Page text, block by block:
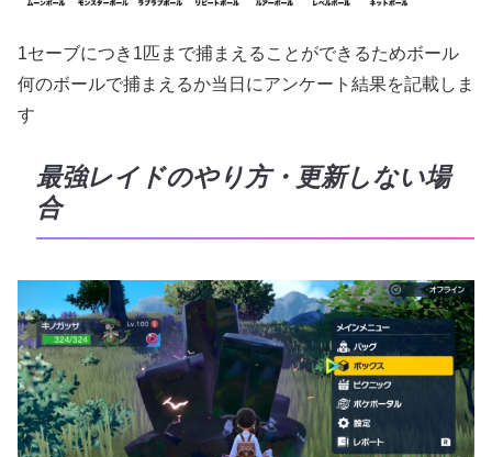
1セーブにつき1匹まで捕まえることができるためボール
何のボールで捕まえるか当日にアンケート結果を記載しま
す
最強レイドのやり方・更新しない場
合